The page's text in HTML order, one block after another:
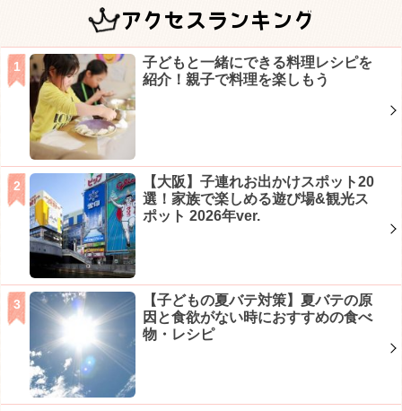
アクセスランキング
子どもと一緒にできる料理レシピを
紹介！親子で料理を楽しもう
【大阪】子連れお出かけスポット20
選！家族で楽しめる遊び場&観光ス
ポット 2026年ver.
【子どもの夏バテ対策】夏バテの原
因と食欲がない時におすすめの食べ
物・レシピ